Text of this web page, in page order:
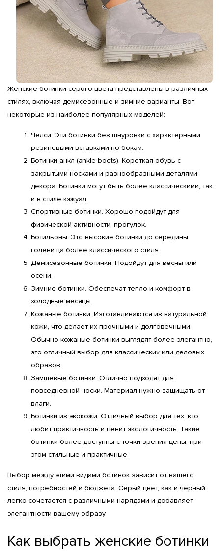
Женские ботинки серого цвета представлены в различных
стилях, включая демисезонные и зимние варианты. Вот
некоторые из наиболее популярных моделей:
Челси. Эти ботинки без шнуровки с характерными
резиновыми вставками по бокам.
Ботинки анкл (ankle boots). Короткая обувь с
закрытыми носками и разнообразными деталями
декора. Ботинки могут быть более классическими, так
и в стиле кэжуал.
Спортивные ботинки. Хорошо подойдут для
физической активности, прогулок.
Ботильоны. Это высокие ботинки до середины
голенища более классического стиля.
Демисезонные ботинки. Подойдут для весны или
осени.
Зимние ботинки. Обеспечат тепло и комфорт в
холодные месяцы.
Кожаные ботинки. Изготавливаются из натуральной
кожи, что делает их прочными и долговечными.
Обычно кожаные ботинки выглядят более элегантно,
это отличный выбор для классических или деловых
образов.
Замшевые ботинки. Отлично подходят для
повседневной носки. Материал нужно защищать от
влаги.
Ботинки из экокожи. Отличный выбор для тех, кто
любит практичность и ценит экологичность. Такие
ботинки более доступны с точки зрения цены, при
этом стильные и практичные.
Выбор между этими видами ботинок зависит от вашего
стиля, потребностей и бюджета. Серый цвет, как и черный,
легко сочетается с различными нарядами и добавляет
элегантности вашему образу.
Как выбрать женские ботинки